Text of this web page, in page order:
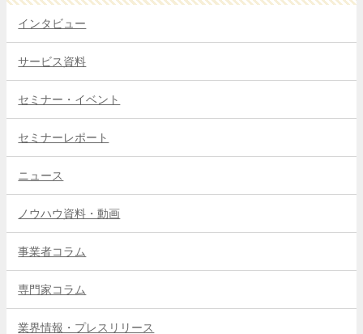
インタビュー
サービス資料
セミナー・イベント
セミナーレポート
ニュース
ノウハウ資料・動画
事業者コラム
専門家コラム
業界情報・プレスリリース